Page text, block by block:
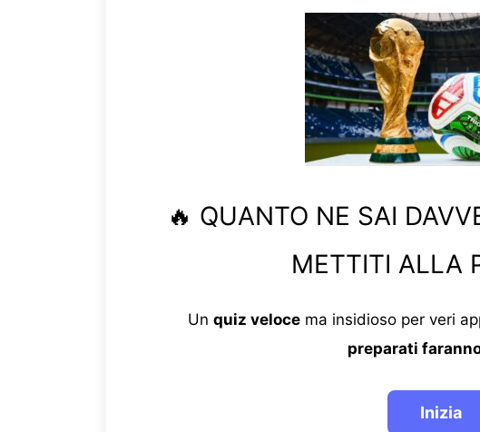
🔥 QUANTO NE SAI
METTITI ALLA
Un quiz velocema insidioso per veri
preparati